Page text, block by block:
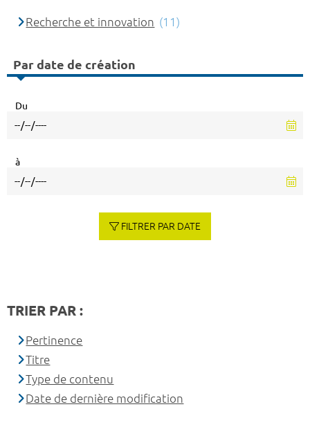
Recherche et innovation (11)
Par date de création
Du
à
FILTRER PAR DATE
TRIER PAR :
Pertinence
Titre
Type de contenu
Date de dernière modification